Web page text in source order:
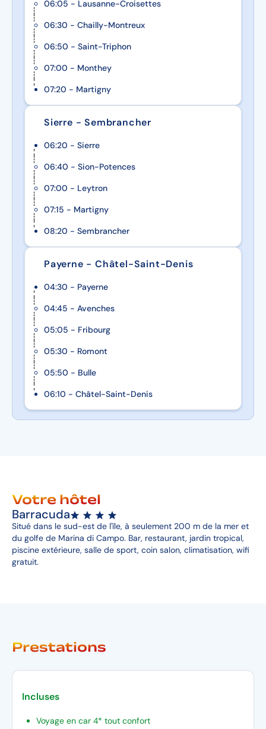
06:05 - Lausanne-Croisettes
06:30 - Chailly-Montreux
06:50 - Saint-Triphon
07:00 - Monthey
07:20 - Martigny
Sierre - Sembrancher
06:20 - Sierre
06:40 - Sion-Potences
07:00 - Leytron
07:15 - Martigny
08:20 - Sembrancher
Payerne - Châtel-Saint-Denis
04:30 - Payerne
04:45 - Avenches
05:05 - Fribourg
05:30 - Romont
05:50 - Bulle
06:10 - Châtel-Saint-Denis
Votre hôtel
Barracuda
Situé dans le sud-est de l'île, à seulement 200 m de la mer et
du golfe de Marina di Campo. Bar, restaurant, jardin tropical,
piscine extérieure, salle de sport, coin salon, climatisation, wifi
gratuit.
Prestations
Incluses
Voyage en car 4* tout confort